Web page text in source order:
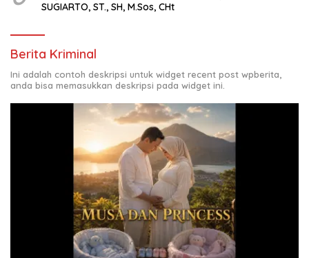
SUGIARTO, ST., SH, M.Sos, CHt
Berita Kriminal
Ini adalah contoh deskripsi untuk widget recent post wpberita,
anda bisa memasukkan deskripsi pada widget ini.